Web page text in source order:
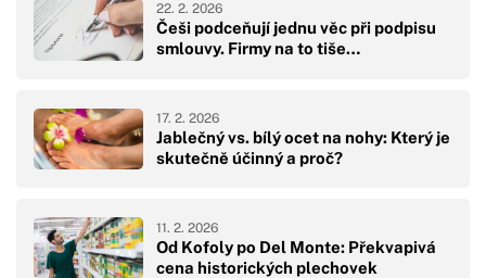
Češi podceňují jednu věc při podpisu
smlouvy. Firmy na to tiše…
22. 2. 2026
Jablečný vs. bílý ocet na nohy: Který je
skutečně účinný a proč?
17. 2. 2026
Od Kofoly po Del Monte: Překvapivá
cena historických plechovek
11. 2. 2026